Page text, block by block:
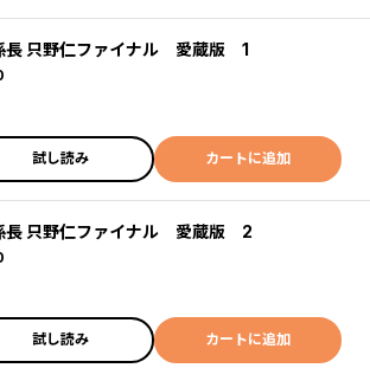
長 只野仁ファイナル 愛蔵版 1
試し読み カートに追加
長 只野仁ファイナル 愛蔵版 2
試し読み カートに追加